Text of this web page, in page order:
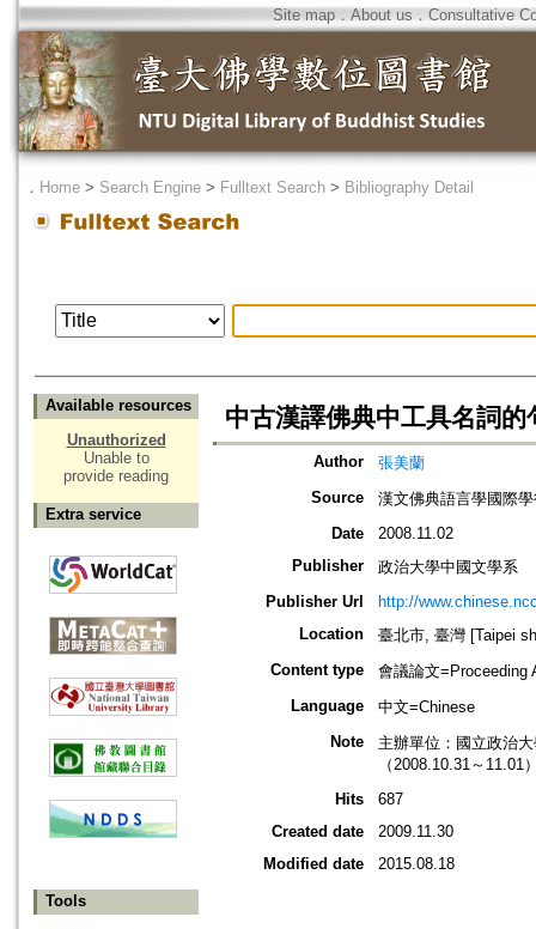
Site map．About us ． Consultative
． Home > Search Engine > Fulltext Search > Bibliography Detail
Available resources
Unauthorized
Unable to
provide reading
Extra service
Tools
中古漢譯佛典中工具名詞的
Author
張美蘭
Source
漢文佛典語言學國際
Date
2008.11.02
Publisher
政治大學中國文學系
Publisher Url
http://
Location
臺北市, 臺灣 [Taipei
Content type
會議論文=Proceeding
Language
中文=Chinese
Note
主辦單位：國立政治
（2008.10.31～
Hits
687
Created date
2009.11.30
Modified date
2015.08.18